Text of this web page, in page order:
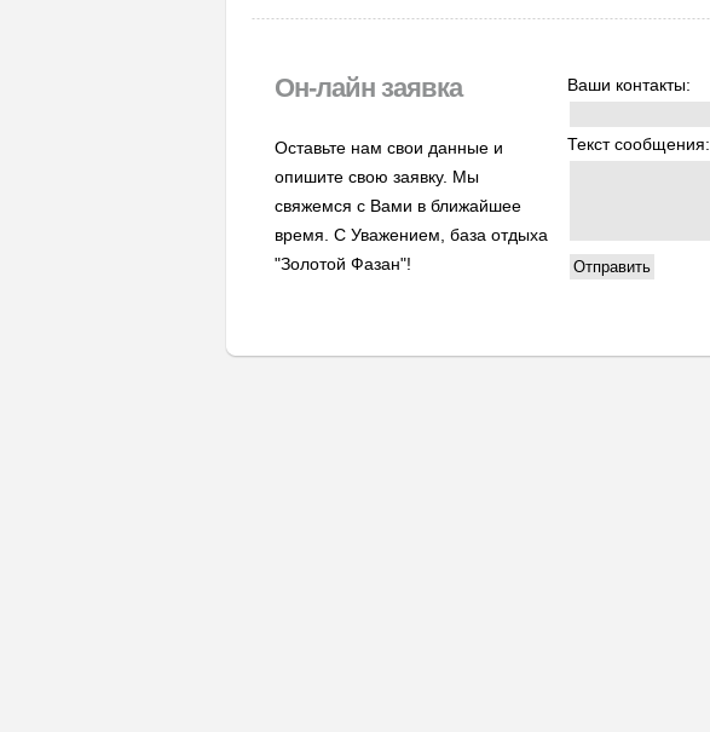
Он-лайн заявка
Оставьте нам свои данные и
опишите свою заявку. Мы
свяжемся с Вами в ближайшее
время. С Уважением, база отдыха
"Золотой Фазан"!
Ваши контакты:
Текст сообщения: